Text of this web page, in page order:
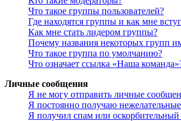
Что такое группы пользователей?
Где находятся группы и как мне
Как мне стать лидером группы?
Почему названия некоторых групп
Что такое группа по умолчанию?
Что означает ссылка «Наша
Личные сообщения
Я не могу отправить личные
Я постоянно получаю
Я получил спам или